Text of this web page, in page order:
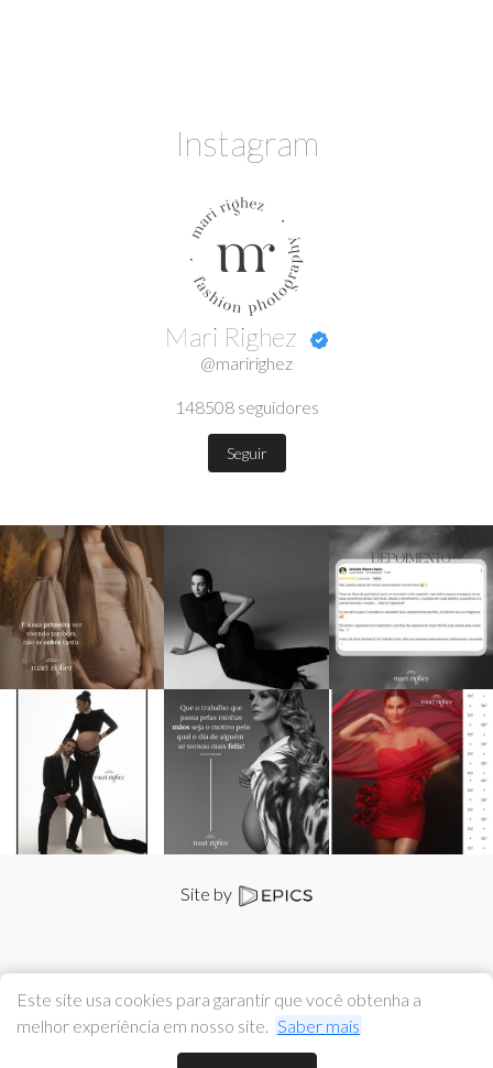
Este site usa cookies para garantir que você obtenha a
melhor experiência em nosso site. Saber mais
Instagram
Mari Righez
@maririghez
148508 seguidores
Seguir
Site by